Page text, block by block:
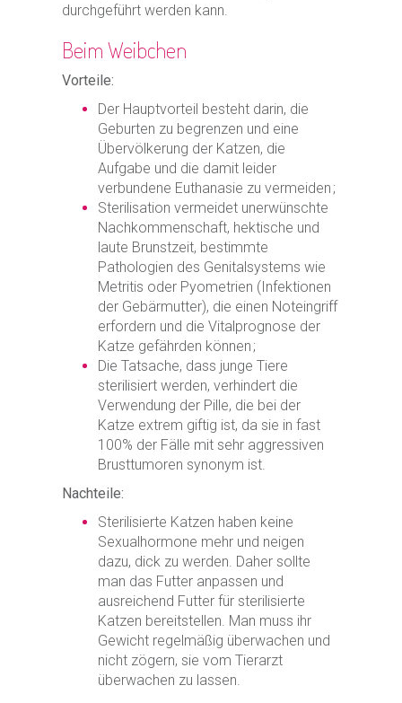
durchgeführt werden kann.
Beim Weibchen
Vorteile:
Der Hauptvorteil besteht darin, die
Geburten zu begrenzen und eine
Übervölkerung der Katzen, die
Aufgabe und die damit leider
verbundene Euthanasie zu vermeiden ;
Sterilisation vermeidet unerwünschte
Nachkommenschaft, hektische und
laute Brunstzeit, bestimmte
Pathologien des Genitalsystems wie
Metritis oder Pyometrien (Infektionen
der Gebärmutter), die einen Noteingriff
erfordern und die Vitalprognose der
Katze gefährden können ;
Die Tatsache, dass junge Tiere
sterilisiert werden, verhindert die
Verwendung der Pille, die bei der
Katze extrem giftig ist, da sie in fast
100% der Fälle mit sehr aggressiven
Brusttumoren synonym ist.
Nachteile:
Sterilisierte Katzen haben keine
Sexualhormone mehr und neigen
dazu, dick zu werden. Daher sollte
man das Futter anpassen und
ausreichend Futter für sterilisierte
Katzen bereitstellen. Man muss ihr
Gewicht regelmäßig überwachen und
nicht zögern, sie vom Tierarzt
überwachen zu lassen.